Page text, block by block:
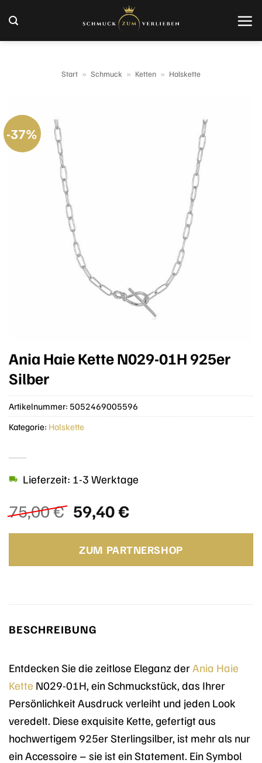
Inhalt
springen
Start » Schmuck » Ketten » Halskette
-37%
Ania Haie Kette N029-01H 925er
Silber
75,00€ Ursprünglicher
Preis
war:
75,00 €
59,40€Aktueller
ist:
59,40 €.
Lieferzeit: 1-3 Werktage
ZUM PARTNERSHOP
Artikelnummer: 5052469005596
Kategorie: Halskette
BESCHREIBUNG
Entdecken Sie die zeitlose Eleganz der Ania Haie
Kette N029-01H, ein Schmuckstück, das Ihrer
Persönlichkeit Ausdruck verleiht und jeden Look
veredelt. Diese exquisite Kette, gefertigt aus
hochwertigem 925er Sterlingsilber, ist mehr als nur
ein Accessoire – sie ist ein Statement. Ein Symbol